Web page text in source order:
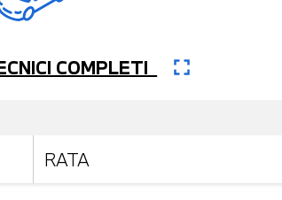
COMPLETI fullscreen
RATA